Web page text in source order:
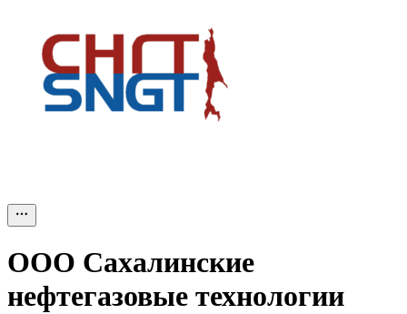
ООО Сахалинские
нефтегазовые технологии